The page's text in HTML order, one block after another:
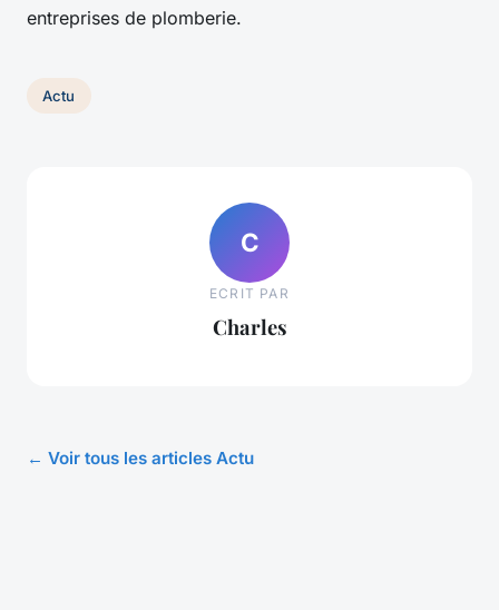
entreprises de plomberie.
Actu
C
ECRIT PAR
Charles
← Voir tous les articles Actu